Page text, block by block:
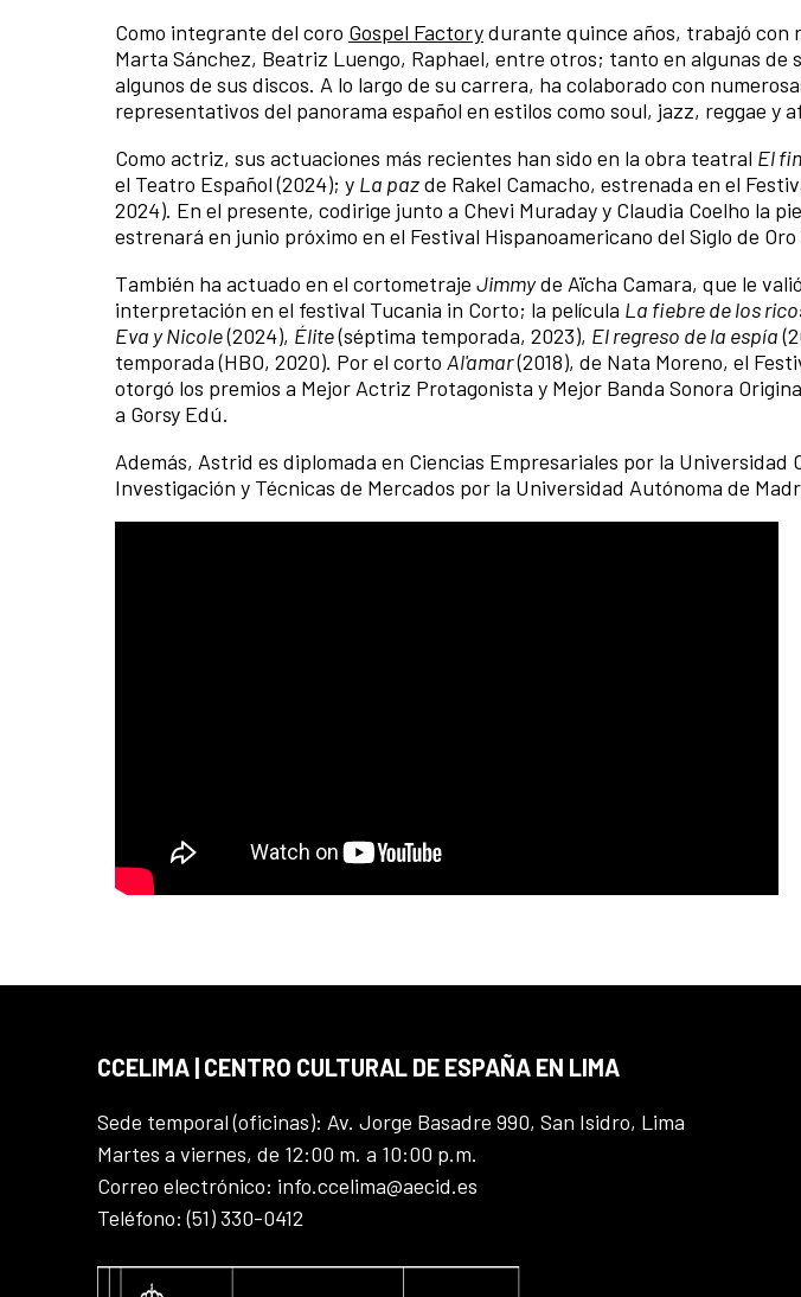
Como integrante del coro Gospel Factorydurante quince años, trabajó con
Marta Sánchez, Beatriz Luengo, Raphael, entre otros; tanto en algunas de
algunos de sus discos. A lo largo de su carrera, ha colaborado con
representativos del panorama español en estilos como soul, jazz, reggae y
Como actriz, sus actuaciones más recientes han sido en la obra teatral El fin
el Teatro Español (2024); y La pazde Rakel Camacho, estrenada en el
2024). En el presente, codirige junto a Chevi Muraday y Claudia Coelho la
estrenará en junio próximo en el Festival Hispanoamericano del Siglo de Oro
También ha actuado en el cortometraje Jimmyde Aïcha Camara, que le
interpretación en el festival Tucania in Corto; la película La fiebre de los
Eva y Nicole(2024), Élite(séptima temporada, 2023), El regreso de la espía
temporada (HBO, 2020). Por el corto Al'amar(2018), de Nata Moreno, el
otorgó los premios a Mejor Actriz Protagonista y Mejor Banda Sonora
a Gorsy Edú.
Además, Astrid es diplomada en Ciencias Empresariales por la Universidad
Investigación y Técnicas de Mercados por la Universidad Autónoma de
CCELIMA | CENTRO CULTURAL DE ESPAÑA EN LIMA
Sede temporal (oficinas): Av. Jorge Basadre 990, San Isidro, Lima
Martes a viernes, de 12:00 m. a 10:00 p.m.
Correo electrónico: info.ccelima@aecid.es
Teléfono: (51) 330-0412